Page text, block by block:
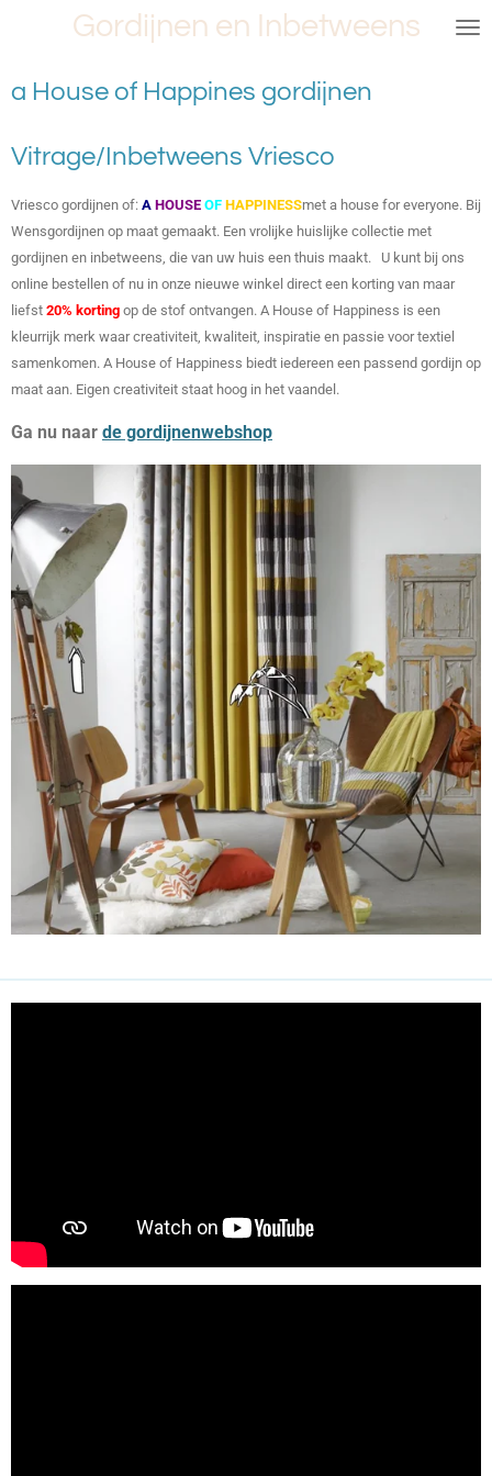
de
Gordijnen en Inbetweens
a House of Happines gordijnen
Vitrage/Inbetweens Vriesco
Vriesco gordijnen of: A HOUSE OF HAPPINESSmet a house for everyone. Bij
Wensgordijnen op maat gemaakt. Een vrolijke huislijke collectie met
gordijnen en inbetweens, die van uw huis een thuis maakt. U kunt bij ons
online bestellen of nu in onze nieuwe winkel direct een korting van maar
liefst 20% korting op de stof ontvangen. A House of Happiness is een
kleurrijk merk waar creativiteit, kwaliteit, inspiratie en passie voor textiel
samenkomen. A House of Happiness biedt iedereen een passend gordijn op
maat aan. Eigen creativiteit staat hoog in het vaandel.
Ga nu naar de gordijnenwebshop